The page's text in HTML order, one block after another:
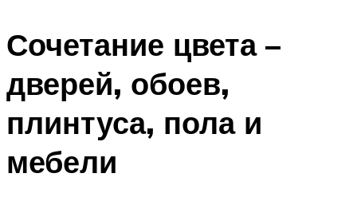
Сочетание цвета –
дверей, обоев,
плинтуса, пола и
мебели